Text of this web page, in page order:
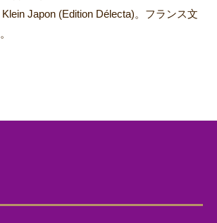
Japon (Edition Délecta)。フランス文